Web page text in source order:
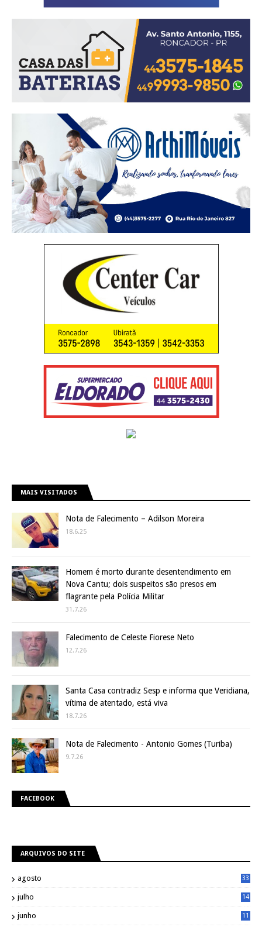
MAIS VISITADOS
Nota de Falecimento – Adilson Moreira
18.6.25
Homem é morto durante desentendimento em
Nova Cantu; dois suspeitos são presos em
flagrante pela Polícia Militar
31.7.26
Falecimento de Celeste Fiorese Neto
12.7.26
Santa Casa contradiz Sesp e informa que Veridiana,
vítima de atentado, está viva
18.7.26
Nota de Falecimento - Antonio Gomes (Turiba)
9.7.26
FACEBOOK
ARQUIVOS DO SITE
agosto 33
julho
14
junho
11